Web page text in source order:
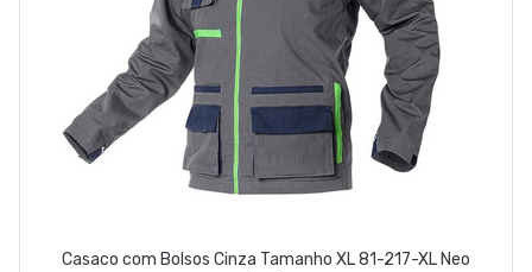
Casaco com Bolsos Cinza Tamanho XL 81-217-XL Neo